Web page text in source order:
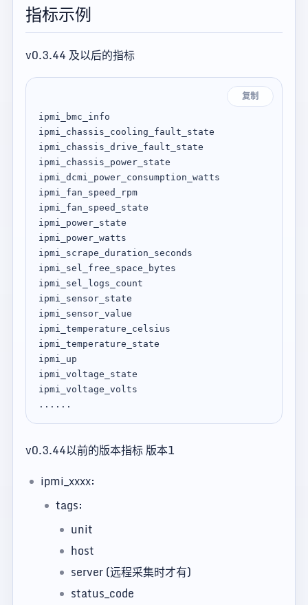
指标示例
v0.3.44 及以后的指标
复制
ipmi_bmc_info
ipmi_chassis_cooling_fault_state
ipmi_chassis_drive_fault_state
ipmi_chassis_power_state
ipmi_dcmi_power_consumption_watts
ipmi_fan_speed_rpm
ipmi_fan_speed_state
ipmi_power_state
ipmi_power_watts
ipmi_scrape_duration_seconds
ipmi_sel_free_space_bytes
ipmi_sel_logs_count
ipmi_sensor_state
ipmi_sensor_value
ipmi_temperature_celsius
ipmi_temperature_state
ipmi_up
ipmi_voltage_state
ipmi_voltage_volts
v0.3.44以前的版本指标 版本1
ipmi_xxxx:
tags:
unit
host
server (远程采集时才有)
status_code